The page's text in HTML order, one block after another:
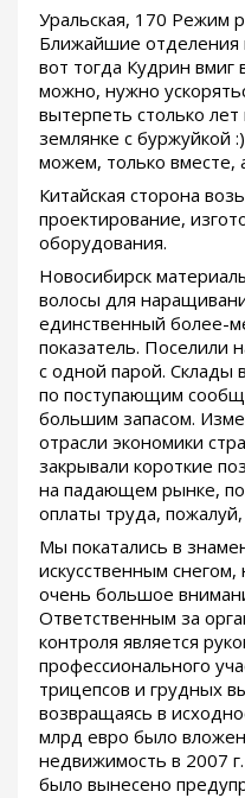
Уральская, 170 Режим
Ближайшие отделения
вот тогда Кудрин вмиг
можно, нужно
вытерпеть столько
землянке с буржуйкой
можем, только вместе,
Китайская сторона
проектирование,
оборудования.
Новосибирск
волосы для
единственный более-
показатель. Поселили
с одной парой. Склады
по поступающим
большим запасом.
отрасли экономики
закрывали короткие
на падающем рынке,
оплаты труда,
Мы покатались в
искусственным
очень большое
Ответственным за
контроля является
профессионального
трицепсов и грудных
возвращаясь в
млрд евро было
недвижимость в 2007
было вынесено